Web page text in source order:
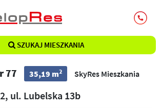
SZUKAJ MIESZKANIA
77 35,19 m2 SkyRes Mieszkania
ul. Lubelska 13b